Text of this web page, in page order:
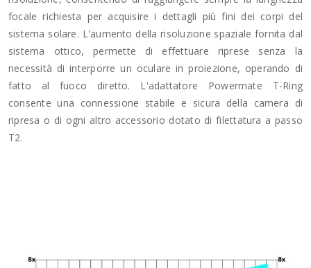
focale richiesta per acquisire i dettagli più fini dei corpi del
sistema solare. L'aumento della risoluzione spaziale fornita dal
sistema ottico, permette di effettuare riprese senza la
necessità di interporre un oculare in proiezione, operando di
fatto al fuoco diretto. L'adattatore Powermate T-Ring
consente una connessione stabile e sicura della camera di
ripresa o di ogni altro accessorio dotato di filettatura a passo
T2.